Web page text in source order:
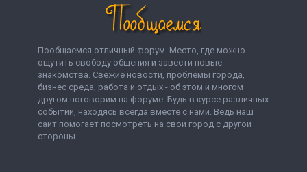
Пообщаемся отличный форум. Место, где можно
ощутить свободу общения и завести новые
знакомства. Свежие новости, проблемы города,
бизнес среда, работа и отдых - об этом и многом
другом поговорим на форуме. Будь в курсе различных
событий, находясь всегда вместе с нами. Ведь наш
сайт помогает посмотреть на свой город с другой
стороны.